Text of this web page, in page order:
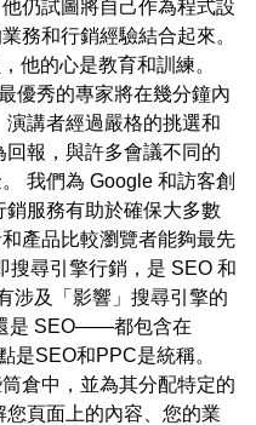
仍試圖將自己作為程式設
務和行銷經驗結合起來。
他的心是教育和訓練。
優秀的專家將在幾分鐘內
講者經過嚴格的挑選和
報，與許多會議不同的
我們為 Google 和訪客創
服務有助於確保大多數
產品比較瀏覽者能夠最先
搜尋引擎行銷，是 SEO 和
涉及「影響」搜尋引擎的
是 SEO——都包含在
是SEO和PPC是統稱。
倉中，並為其分配特定的
頁面上的內容、您的業